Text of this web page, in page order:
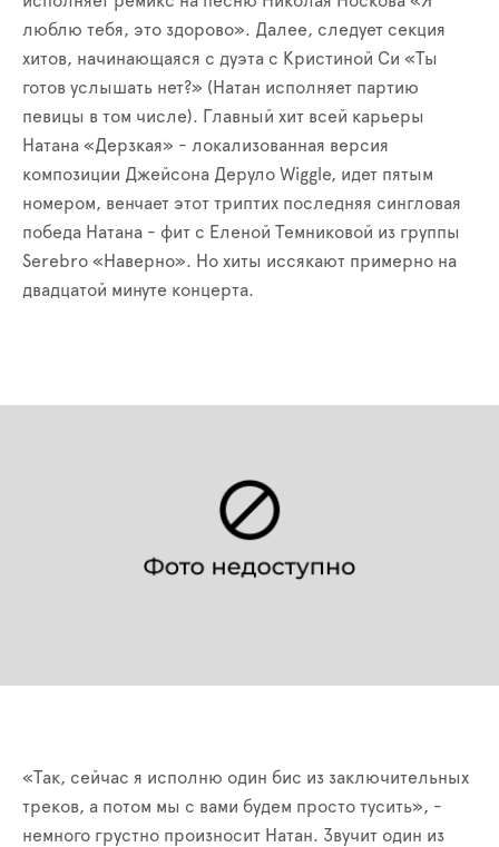
люблю тебя, это здорово». Далее, следует секция
хитов, начинающаяся с дуэта с Кристиной Си «Ты
готов услышать нет?» (Натан исполняет партию
певицы в том числе). Главный хит всей карьеры
Натана «Дерзкая» - локализованная версия
композиции Джейсона Деруло Wiggle, идет пятым
номером, венчает этот триптих последняя сингловая
победа Натана - фит с Еленой Темниковой из группы
Serebro «Наверно». Но хиты иссякают примерно на
двадцатой минуте концерта.
«Так, сейчас я исполню один бис из заключительных
треков, а потом мы с вами будем просто тусить», -
немного грустно произносит Натан. Звучит один из